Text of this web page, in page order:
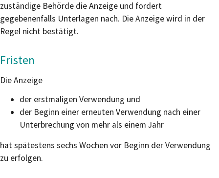
zuständige Behörde die Anzeige und fordert
gegebenenfalls Unterlagen nach. Die Anzeige wird in der
Regel nicht bestätigt.
Fristen
Die Anzeige
der erstmaligen Verwendung und
der Beginn einer erneuten Verwendung nach einer
Unterbrechung von mehr als einem Jahr
hat spätestens sechs Wochen vor Beginn der Verwendung
zu erfolgen.